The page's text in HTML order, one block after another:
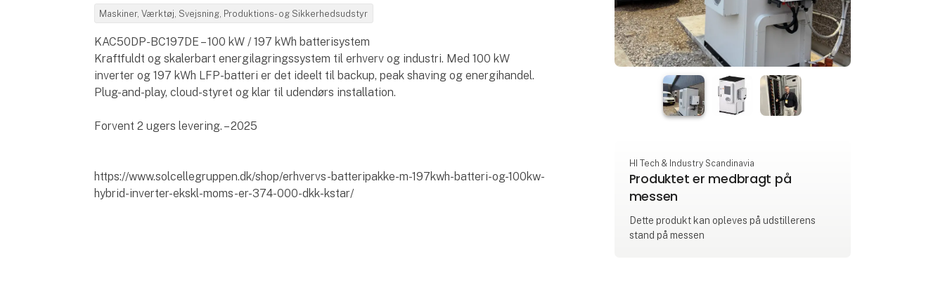
Maskiner, Værktøj, Svejsning, Produktions- og Sikkerhedsudstyr
KAC50DP-BC197DE – 100 kW / 197 kWh batterisystem
Kraftfuldt og skalerbart energilagringssystem til erhverv og industri. Med 100 kW
inverter og 197 kWh LFP-batteri er det ideelt til backup, peak shaving og energihandel.
Plug-and-play, cloud-styret og klar til udendørs installation.
Forvent 2 ugers levering. – 2025
https://www.solcellegruppen.dk/shop/erhvervs-batteripakke-m-197kwh-batteri-og-100kw-
hybrid-inverter-ekskl-moms-er-374-000-dkk-kstar/
HI Tech & Industry Scandinavia
Produktet er medbragt på
messen
Dette produkt kan opleves på udstillerens
stand på messen